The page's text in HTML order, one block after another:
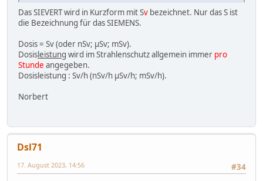
Das SIEVERT wird in Kurzform mit Sv bezeichnet. Nur das S ist
die Bezeichnung für das SIEMENS.
Dosis = Sv (oder nSv; µSv; mSv).
Dosisleistung wird im Strahlenschutz allgemein immer pro
Stunde angegeben.
Dosisleistung : Sv/h (nSv/h µSv/h; mSv/h).
Norbert
Dsl71
#34
17. August 2023, 14:56